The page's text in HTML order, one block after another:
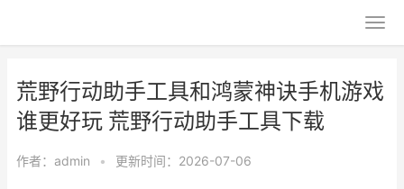
荒野行动助手工具和鸿蒙神诀手机游戏
谁更好玩 荒野行动助手工具下载
作者： admin • 更新时间：2026-07-06